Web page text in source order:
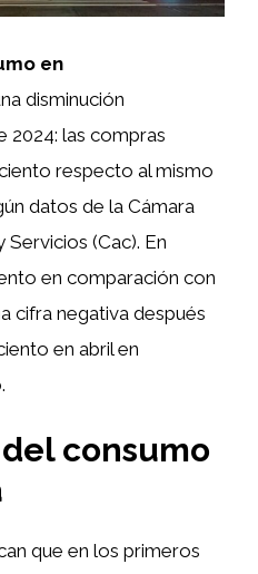
en
disminución
2024: las compras
respecto al mismo
datos de la Cámara
(Cac). En
en comparación con
cifra negativa después
en abril en
consumo
que en los primeros